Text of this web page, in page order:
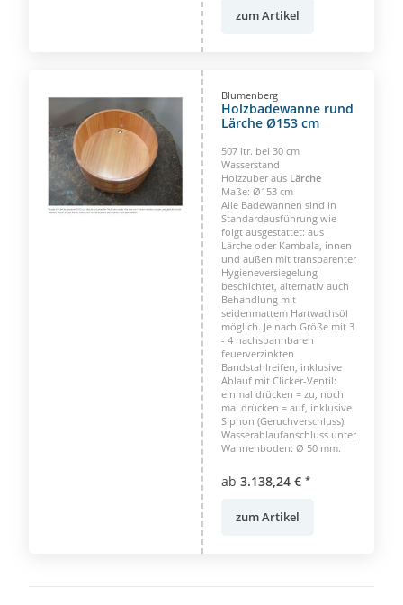
zum Artikel
Blumenberg
Holzbadewanne rund
Lärche Ø153 cm
507 ltr. bei 30 cm
Wasserstand
Holzzuber aus Lärche
Maße: Ø153 cm
Alle Badewannen sind in
Standardausführung wie
folgt ausgestattet: aus
Lärche oder Kambala, innen
und außen mit transparenter
Hygieneversiegelung
beschichtet, alternativ auch
Behandlung mit
seidenmattem Hartwachsöl
möglich. Je nach Größe mit 3
- 4 nachspannbaren
feuerverzinkten
Bandstahlreifen, inklusive
Ablauf mit Clicker-Ventil:
einmal drücken = zu, noch
mal drücken = auf, inklusive
Siphon (Geruchverschluss):
Wasserablaufanschluss unter
Wannenboden: Ø 50 mm.
ab 3.138,24 € *
zum Artikel